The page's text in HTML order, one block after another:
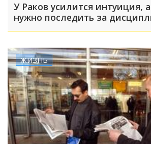
У Раков усилится интуиция,
нужно последить за
ЖИЗНЬ